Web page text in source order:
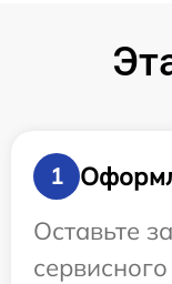
1
Оставьте